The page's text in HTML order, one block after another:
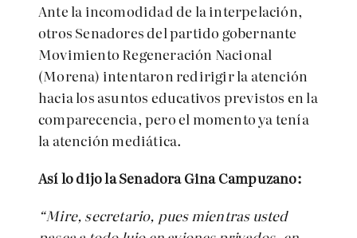
Ante la incomodidad de la interpelación,
otros Senadores del partido gobernante
Movimiento Regeneración Nacional
(Morena) intentaron redirigir la atención
hacia los asuntos educativos previstos en la
comparecencia, pero el momento ya tenía
la atención mediática.
Así lo dijo la Senadora Gina Campuzano:
“Mire, secretario, pues mientras usted